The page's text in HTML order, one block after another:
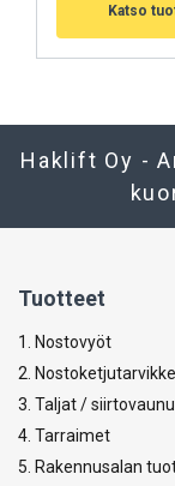
Katso
Haklift Oy -
Tuotteet
1. Nostovyöt
2.
3. Taljat /
4. Tarraimet
5. Rakennusalan